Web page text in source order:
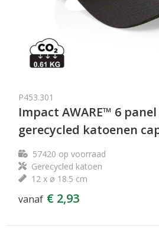
P453.301
Impact AWARE™ 6
gerecycled katoenen
57420 op voorraad
Gerecycled katoen
12 x ø 18.5 cm
vanaf € 2,93